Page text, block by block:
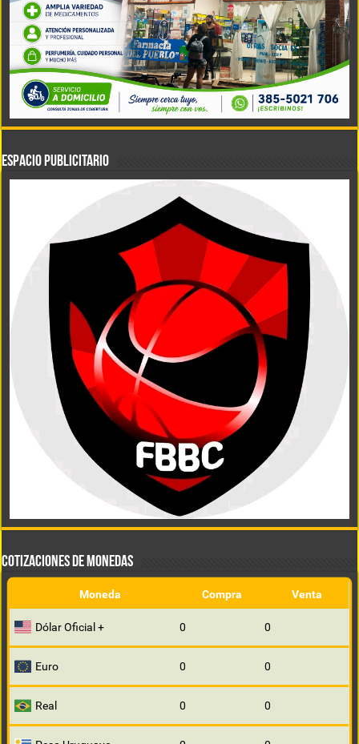
ESPACIO PUBLICITARIO
COTIZACIONES DE MONEDAS
Moneda Compra Venta
Dólar Oficial + 0 0
Euro 0 0
Real 0 0